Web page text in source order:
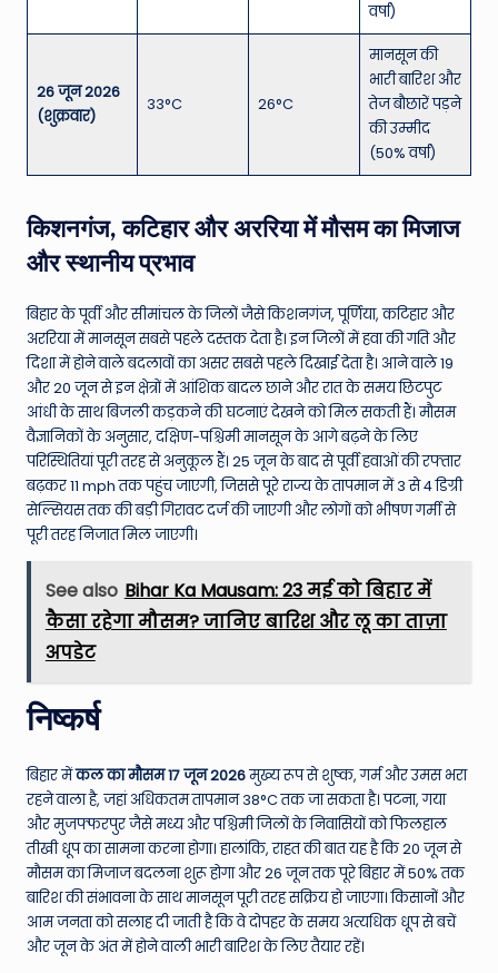
वर्षा)
26 जून 2026
(शुक्रवार)
33°C 26°C
मानसून की
भारी बारिश और
तेज बौछारें पड़ने
की उम्मीद
(50% वर्षा)
किशनगंज, कटिहार और अररिया में मौसम का मिजाज
और स्थानीय प्रभाव
बिहार के पूर्वी और सीमांचल के जिलों जैसे किशनगंज, पूर्णिया, कटिहार और
अररिया में मानसून सबसे पहले दस्तक देता है। इन जिलों में हवा की गति और
दिशा में होने वाले बदलावों का असर सबसे पहले दिखाई देता है। आने वाले 19
और 20 जून से इन क्षेत्रों में आंशिक बादल छाने और रात के समय छिटपुट
आंधी के साथ बिजली कड़कने की घटनाएं देखने को मिल सकती हैं। मौसम
वैज्ञानिकों के अनुसार, दक्षिण-पश्चिमी मानसून के आगे बढ़ने के लिए
परिस्थितियां पूरी तरह से अनुकूल हैं। 25 जून के बाद से पूर्वी हवाओं की रफ्तार
बढ़कर 11 mph तक पहुंच जाएगी, जिससे पूरे राज्य के तापमान में 3 से 4 डिग्री
सेल्सियस तक की बड़ी गिरावट दर्ज की जाएगी और लोगों को भीषण गर्मी से
पूरी तरह निजात मिल जाएगी।
See also Bihar Ka Mausam: 23 मई को बिहार में
कैसा रहेगा मौसम? जानिए बारिश और लू का ताज़ा
अपडेट
निष्कर्ष
बिहार मेंकल का मौसम 17 जून 2026मुख्य रूप से शुष्क, गर्म और उमस भरा
रहने वाला है, जहां अधिकतम तापमान 38°C तक जा सकता है। पटना, गया
और मुजफ्फरपुर जैसे मध्य और पश्चिमी जिलों के निवासियों को फिलहाल
तीखी धूप का सामना करना होगा। हालांकि, राहत की बात यह है कि 20 जून से
मौसम का मिजाज बदलना शुरू होगा और 26 जून तक पूरे बिहार में 50% तक
बारिश की संभावना के साथ मानसून पूरी तरह सक्रिय हो जाएगा। किसानों और
आम जनता को सलाह दी जाती है कि वे दोपहर के समय अत्यधिक धूप से बचें
और जून के अंत में होने वाली भारी बारिश के लिए तैयार रहें।